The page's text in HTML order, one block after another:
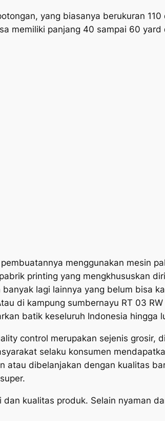
yang biasanya berukuran 110
memiliki panjang 40 sampai 60 yard
menggunakan mesin
printing yang mengkhususkan
lagi lainnya yang belum bisa
di kampung sumbernayu RT 03 RW
batik keseluruh Indonesia hingga
control merupakan sejenis grosir,
selaku konsumen
atau dibelanjakan dengan kualitas
kualitas produk. Selain nyaman